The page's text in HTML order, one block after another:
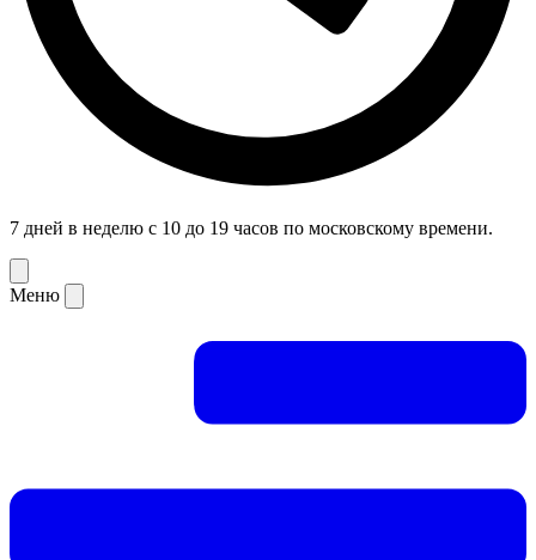
7 дней в неделю с 10 до 19 часов по московскому времени.
Меню